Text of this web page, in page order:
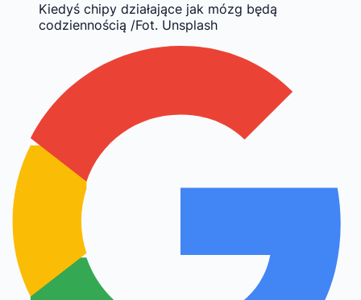
Kiedyś chipy działające jak mózg będą
codziennością /Fot. Unsplash